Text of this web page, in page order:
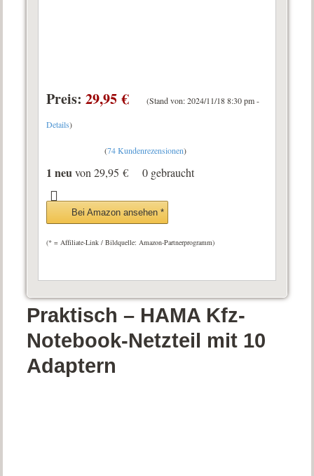
Preis: 29,95 € (Stand von: 2024/11/18 8:30 pm -
Details)
(74 Kundenrezensionen)
1 neuvon29,95 € 0 gebraucht
Bei Amazon ansehen *
(* = Affiliate-Link / Bildquelle: Amazon-Partnerprogramm)
Praktisch – HAMA Kfz-
Notebook-Netzteil mit 10
Adaptern